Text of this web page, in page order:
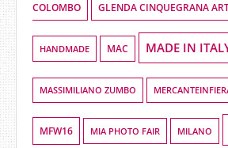
COLOMBO GLENDA CINQUEGRANA
HANDMADE MAC MADE IN
MASSIMILIANO ZUMBO
MFW16 MIA PHOTO FAIR MILANO